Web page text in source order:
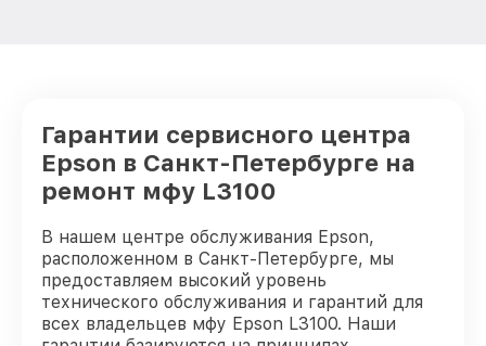
Гарантии сервисного центра
Epson в Санкт-Петербурге на
ремонт мфу L3100
В нашем центре обслуживания Epson,
расположенном в Санкт-Петербурге, мы
предоставляем высокий уровень
технического обслуживания и гарантий для
всех владельцев мфу Epson L3100. Наши